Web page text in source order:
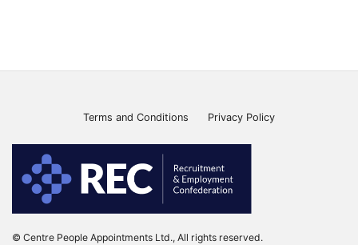
Terms and Conditions Privacy Policy
© Centre People Appointments Ltd., All rights reserved.